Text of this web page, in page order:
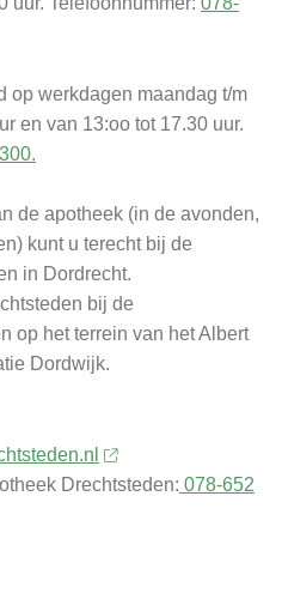
op werkdagen maandag t/m
en van 13:oo tot 17.30 uur.
de apotheek (in de avonden,
kunt u terecht bij de
in Dordrecht.
bij de
op het terrein van het Albert
Dordwijk.
Drechtsteden: 078-652